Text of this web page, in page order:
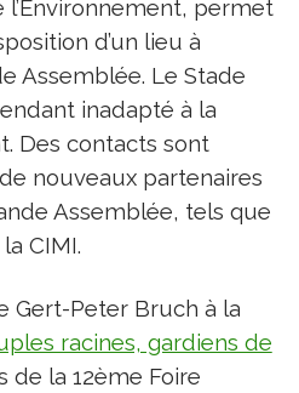
permet
d’un lieu à
Assemblée. Le Stade
inadapté à la
Des contacts sont
nouveaux partenaires
Assemblée, tels que
CIMI.
Gert-Peter Bruch à la
racines, gardiens de
de la 12ème Foire